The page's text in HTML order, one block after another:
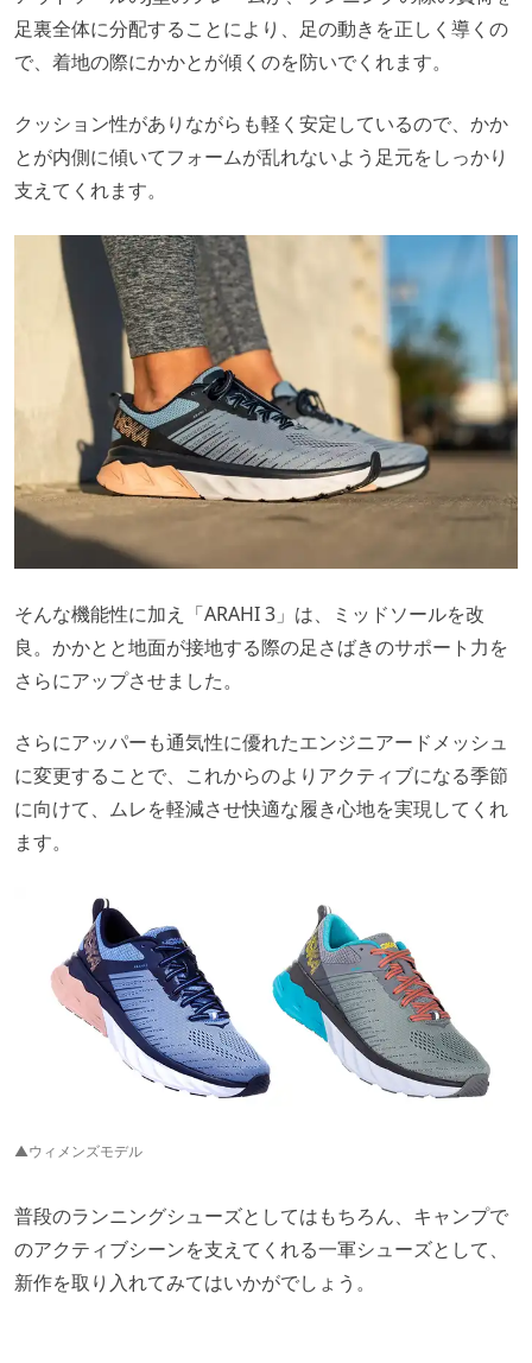
足裏全体に分配することにより、足の動きを正しく導くの
で、着地の際にかかとが傾くのを防いでくれます。
クッション性がありながらも軽く安定しているので、かか
とが内側に傾いてフォームが乱れないよう足元をしっかり
支えてくれます。
そんな機能性に加え「ARAHI 3」は、ミッドソールを改
良。かかとと地面が接地する際の足さばきのサポート力を
さらにアップさせました。
さらにアッパーも通気性に優れたエンジニアードメッシュ
に変更することで、これからのよりアクティブになる季節
に向けて、ムレを軽減させ快適な履き心地を実現してくれ
ます。
▲ウィメンズモデル
普段のランニングシューズとしてはもちろん、キャンプで
のアクティブシーンを支えてくれる一軍シューズとして、
新作を取り入れてみてはいかがでしょう。